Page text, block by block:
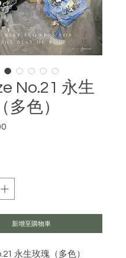
No.21 永生
多色）
新增至購物車
永生玫瑰（多色）